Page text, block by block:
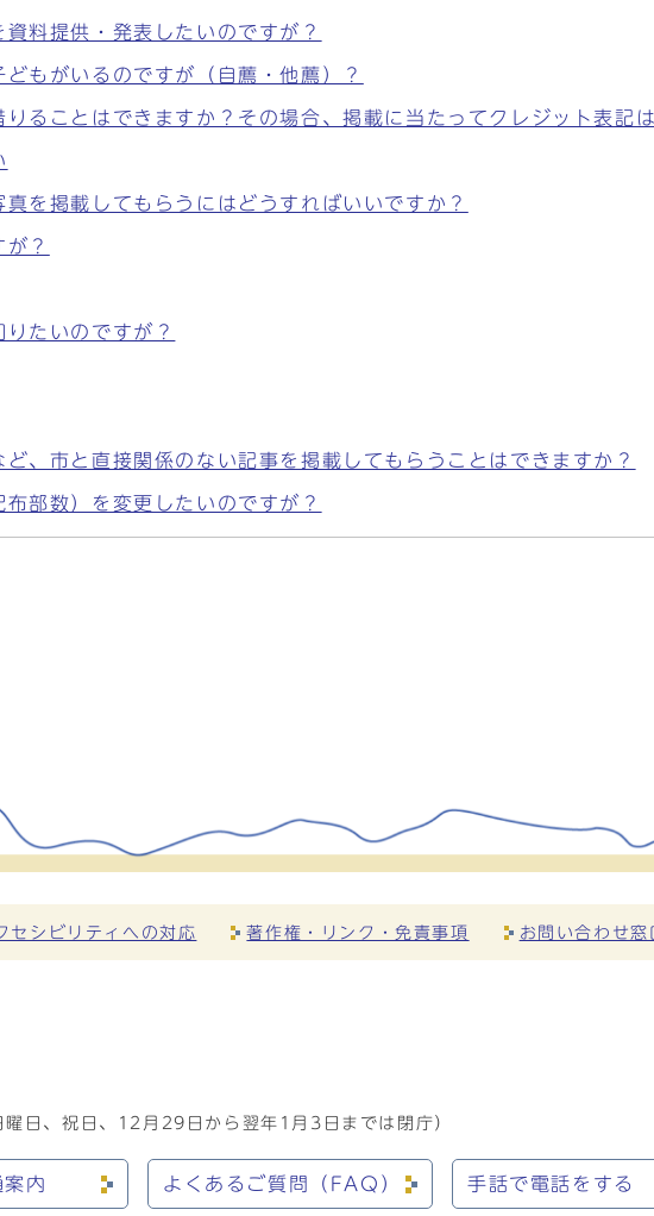
料提供・発表したいのですが？
もがいるのですが（自薦・他薦）？
ることはできますか？その場合、掲載に当たってクレジット表記
を掲載してもらうにはどうすればいいですか？
？
たいのですが？
、市と直接関係のない記事を掲載してもらうことはできますか？
部数）を変更したいのですが？
セシビリティへの対応 著作権・リンク・免責事項 お問い合わせ窓
日、祝日、12月29日から翌年1月3日までは閉庁）
内 よくあるご質問（FAQ） 手話で電話をする